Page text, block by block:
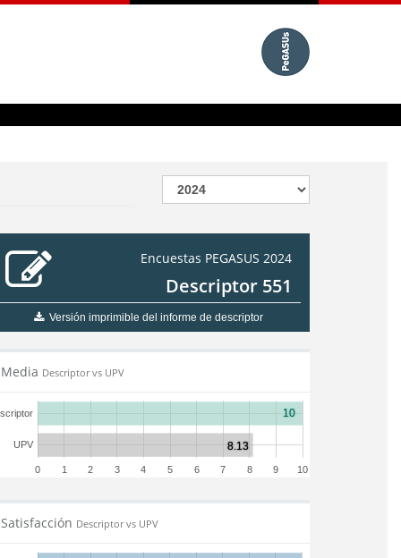
Encuestas PEGASUS 2024
Descriptor 551
Versión imprimible del informe de descriptor
Media Descriptor vs UPV
0 1 2 3 4 5 6 7 8 9 10
UPV
Satisfacción Descriptor vs UPV